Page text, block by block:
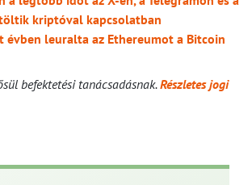
kriptóval kapcsolatban
évben leuralta az Ethereumot a Bitcoin
befektetési tanácsadásnak.Részletes jogi